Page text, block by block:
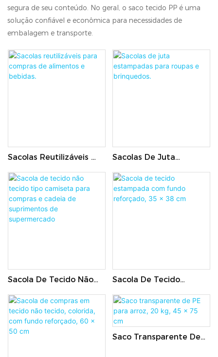
segura de seu conteúdo. No geral, o saco tecido PP é uma
solução confiável e econômica para necessidades de
embalagem e transporte.
Sacolas Reutilizáveis ​​
Alimentos E Bebidas.
Sacolas De Juta
Roupas E Brinquedos.
Sacola De Tecido Não
Para Compras E Cadeia
De Suprimentos De
Supermercado
Sacola De Tecido
Reforçado, 35 X 38 Cm
Saco Transparente De